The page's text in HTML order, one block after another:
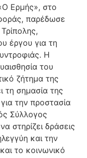
Ερμής», στο
παρέδωσε
έργου για τη
Η
του
ζήτημα της
τη σημασία της
την προστασία
Σύλλογος
στηρίζει δράσεις
και την
το κοινωνικό